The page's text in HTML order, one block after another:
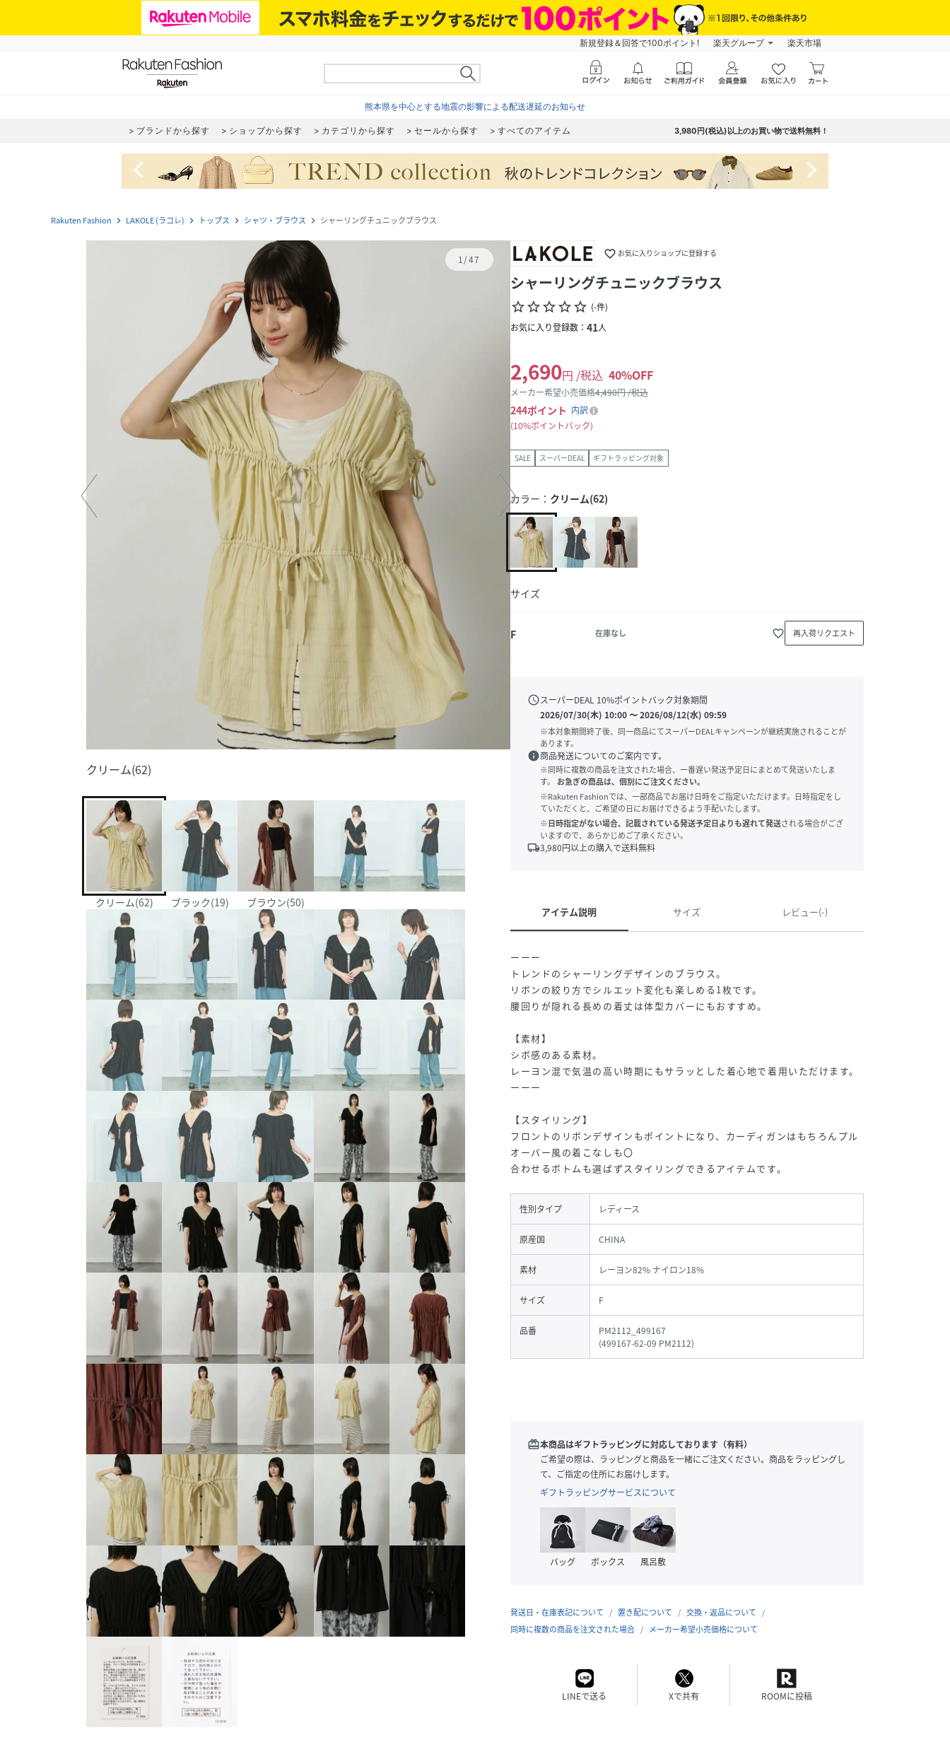
新規登録＆回答で100ポイント! 楽天グループ 楽天市場
熊本県を中心とする地震の影響による配送遅延のお知らせ
ブランドから探す ショップから探す カテゴリから探す セールから探す すべてのアイテム 3,980円(税込)以上のお買い物で送料無料！
navigate_before navigate_next
Rakuten Fashion navigate_next LAKOLE (ラコレ) navigate_next トップス navigate_next シャツ・ブラウス navigate_next シャーリングチュニックブラウス
1/47
クリーム(62)
クリーム(62) ブラック(19) ブラウン(50)
favorite_border お気に入りショップに登録する
シャーリングチュニックブラウス
star_borderstar_borderstar_borderstar_borderstar_border (-件)
お気に入り登録数： 41人
2,690円 /税込 40%OFF
メーカー希望小売価格4,490円 /税込
244ポイント 内訳
10%ポイントバック
SALE スーパーDEAL ギフトラッピング対象
カラー： クリーム(62)
サイズ
F 在庫なし favorite_border 再入荷リクエスト
scheduleスーパーDEAL 10%ポイントバック対象期間
2026/07/30(木) 10:00〜2026/08/12(水) 09:59
※本対象期間終了後、同一商品にてスーパーDEALキャンペーンが継続実施されることが
あります。
info商品発送についてのご案内です。
※同時に複数の商品を注文された場合、一番遅い発送予定日にまとめて発送いたしま
す。
お急ぎの商品は、個別にご注文ください。
※Rakuten Fashionでは、一部商品でお届け日時をご指定いただけます。日時指定をし
ていただくと、ご希望の日にお届けできるよう手配いたします。
※日時指定がない場合、記載されている発送予定日よりも遅れて発送される場合がござ
いますので、あらかじめご了承ください。
local_shipping3,980円以上の購入で送料無料
アイテム説明 サイズ レビュー(-)
ーーー
トレンドのシャーリングデザインのブラウス。
リボンの絞り方でシルエット変化も楽しめる1枚です。
腰回りが隠れる長めの着丈は体型カバーにもおすすめ。
【素材】
シボ感のある素材。
レーヨン混で気温の高い時期にもサラッとした着心地で着用いただけます。
ーーー
【スタイリング】
フロントのリボンデザインもポイントになり、カーディガンはもちろんプル
オーバー風の着こなしも〇
合わせるボトムも選ばずスタイリングできるアイテムです。
性別タイプ レディース
原産国 CHINA
素材 レーヨン82% ナイロン18%
サイズ F
品番
PM2112_499167
(499167-62-09 PM2112)
redeem本商品はギフトラッピングに対応しております（有料）
ご希望の際は、ラッピングと商品を一緒にご注文ください。商品をラッピングし
て、ご指定の住所にお届けします。
ギフトラッピングサービスについて
バッグ ボックス 風呂敷
発送日・在庫表記について 置き配について
交換・返品について
同時に複数の商品を注文された場合
メーカー希望小売価格について
LINEで送る Xで共有 ROOMに投稿